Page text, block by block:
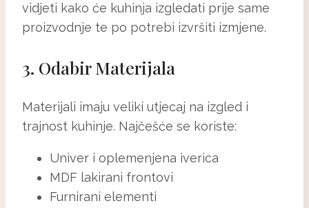
vidjeti kako će kuhinja izgledati prije same
proizvodnje te po potrebi izvršiti izmjene.
3. Odabir Materijala
Materijali imaju veliki utjecaj na izgled i
trajnost kuhinje. Najčešće se koriste:
Univer i oplemenjena iverica
MDF lakirani frontovi
Furnirani elementi